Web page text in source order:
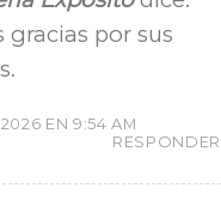
gracias por sus
EN 9:54 AM
RESPONDER